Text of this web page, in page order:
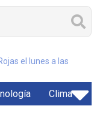
el lunes a las
Clima